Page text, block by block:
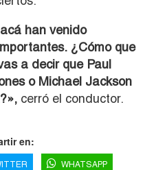
han venido
¿Cómo que
a decir que Paul
o Michael Jackson
cerró el conductor.
en:
WHATSAPP